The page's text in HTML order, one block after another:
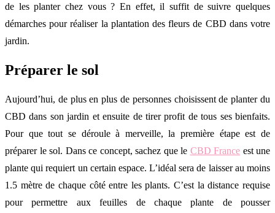
de les planter chez vous ? En effet, il suffit de suivre quelques
démarches pour réaliser la plantation des fleurs de CBD dans votre
jardin.
Préparer le sol
Aujourd’hui, de plus en plus de personnes choisissent de planter du
CBD dans son jardin et ensuite de tirer profit de tous ses bienfaits.
Pour que tout se déroule à merveille, la première étape est de
préparer le sol. Dans ce concept, sachez que le CBD France est une
plante qui requiert un certain espace. L’idéal sera de laisser au moins
1.5 mètre de chaque côté entre les plants. C’est la distance requise
pour permettre aux feuilles de chaque plante de pousser